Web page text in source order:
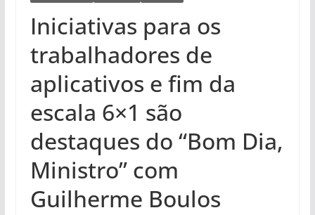
Iniciativas para os
trabalhadores de
aplicativos e fim da
escala 6×1 são
destaques do “Bom Dia,
Ministro” com
Guilherme Boulos